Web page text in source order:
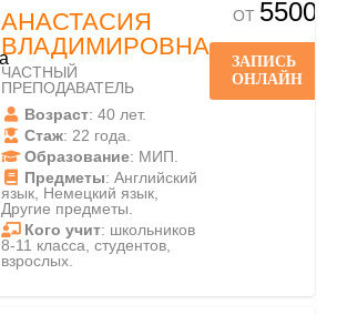
АНАСТАСИЯ
ВЛАДИМИРОВНА
ЧАСТНЫЙ
ПРЕПОДАВАТЕЛЬ
Возраст: 40 лет.
Стаж: 22 года.
Образование: МИП.
Предметы: Английский
язык, Немецкий язык,
Другие предметы.
Кого учит: школьников
8-11 класса, студентов,
взрослых.
ОТ 5500
ЗАПИСЬ
ОНЛАЙН